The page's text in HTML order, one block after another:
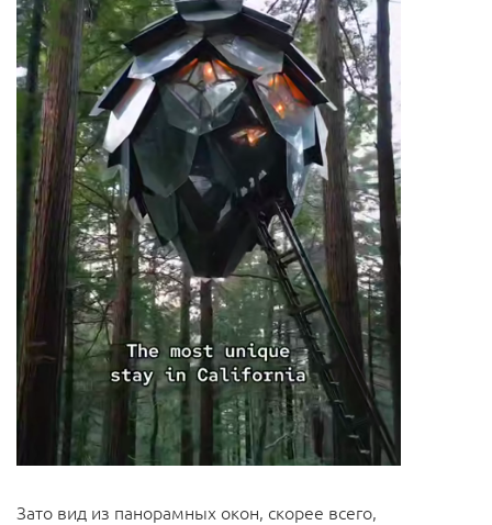
Зато вид из панорамных окон, скорее всего,